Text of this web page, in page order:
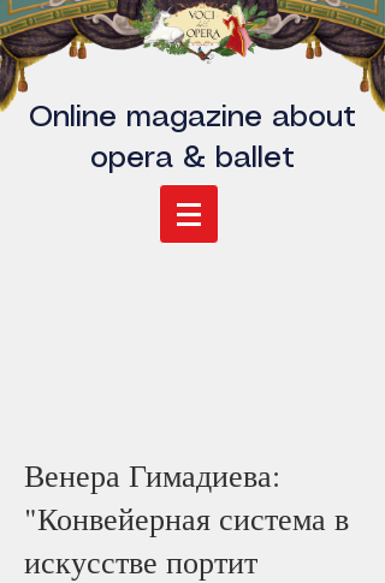
Online magazine about
opera & ballet
Венера Гимадиева:
"Конвейерная система в
искусстве портит